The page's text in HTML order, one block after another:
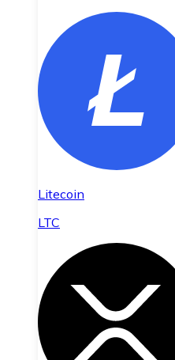
Litecoin
LTC